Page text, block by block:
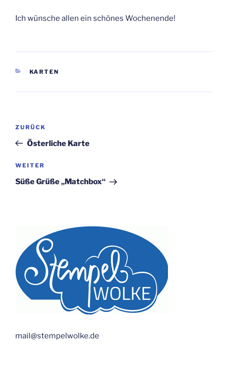
Ich wünsche allen ein schönes Wochenende!
KATEGORIEN
KARTEN
Beitragsnavigation
Vorheriger
Beitrag
ZURÜCK
Österliche Karte
Nächster
Beitrag
WEITER
Süße Grüße „Matchbox“
mail@stempelwolke.de